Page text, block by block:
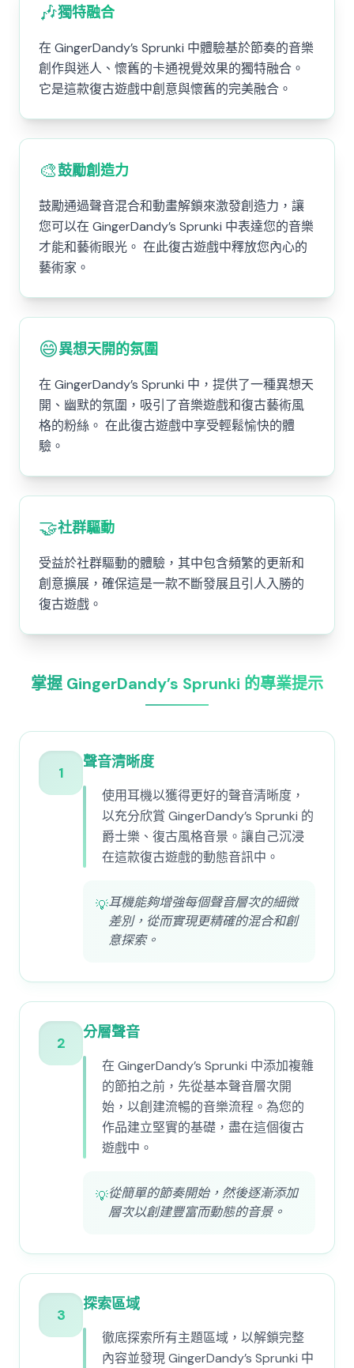
🎶獨特融合
在 GingerDandy’s Sprunki 中體驗基於節奏的音樂
創作與迷人、懷舊的卡通視覺效果的獨特融合。
它是這款復古遊戲中創意與懷舊的完美融合。
🎨鼓勵創造力
鼓勵通過聲音混合和動畫解鎖來激發創造力，讓
您可以在 GingerDandy’s Sprunki 中表達您的音樂
才能和藝術眼光。 在此復古遊戲中釋放您內心的
藝術家。
😄異想天開的氛圍
在 GingerDandy’s Sprunki 中，提供了一種異想天
開、幽默的氛圍，吸引了音樂遊戲和復古藝術風
格的粉絲。 在此復古遊戲中享受輕鬆愉快的體
驗。
🤝社群驅動
受益於社群驅動的體驗，其中包含頻繁的更新和
創意擴展，確保這是一款不斷發展且引人入勝的
復古遊戲。
掌握 GingerDandy’s Sprunki 的專業提示
1
聲音清晰度
使用耳機以獲得更好的聲音清晰度，
以充分欣賞 GingerDandy’s Sprunki 的
爵士樂、復古風格音景。讓自己沉浸
在這款復古遊戲的動態音訊中。
💡耳機能夠增強每個聲音層次的細微
差別，從而實現更精確的混合和創
意探索。
2
分層聲音
在 GingerDandy’s Sprunki 中添加複雜
的節拍之前，先從基本聲音層次開
始，以創建流暢的音樂流程。為您的
作品建立堅實的基礎，盡在這個復古
遊戲中。
💡從簡單的節奏開始，然後逐漸添加
層次以創建豐富而動態的音景。
3
探索區域
徹底探索所有主題區域，以解鎖完整
內容並發現 GingerDandy’s Sprunki 中